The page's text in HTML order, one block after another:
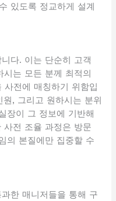
있도록 정교하게 설계
다. 이는 단순히 고객
시는 모든 분께 최적의
전에 매칭하기 위함입
, 그리고 원하시는 분위
장이 그 정보에 기반해
사전 조율 과정은 방문
의 본질에만 집중할 수
한 매니저들을 통해 구